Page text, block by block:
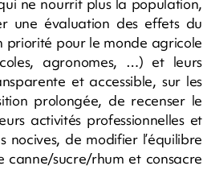
une évaluation des effets du
priorité pour le monde agricole
agronomes, …) et leurs
et accessible, sur les
prolongée, de recenser le
activités professionnelles et
nocives, de modifier l’équilibre
canne/sucre/rhum et consacre